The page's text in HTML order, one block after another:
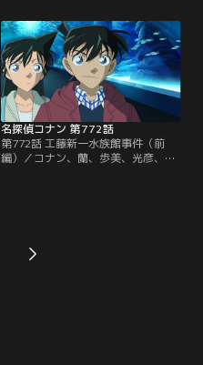
が入院していて、高校時代の同級生
がお見舞いにやってくる。この後、
廊下に樹理たちの悲鳴が聞こえ、病
室では伶菜が絶命していた。コナン
は犯人の目星をつけ、推理を巡らせ
る…。
名探偵コナン 第772話
第772話 工藤新一水族館事件（前
編）／コナン、蘭、歩美、光彦、元
でバイトする朱本が絶命していた。
朱本の携帯から電話やメールをして